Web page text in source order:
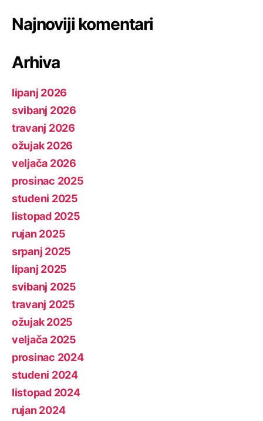
Najnoviji komentari
Arhiva
lipanj 2026
svibanj 2026
travanj 2026
ožujak 2026
veljača 2026
prosinac 2025
studeni 2025
listopad 2025
rujan 2025
srpanj 2025
lipanj 2025
svibanj 2025
travanj 2025
ožujak 2025
veljača 2025
prosinac 2024
studeni 2024
listopad 2024
rujan 2024